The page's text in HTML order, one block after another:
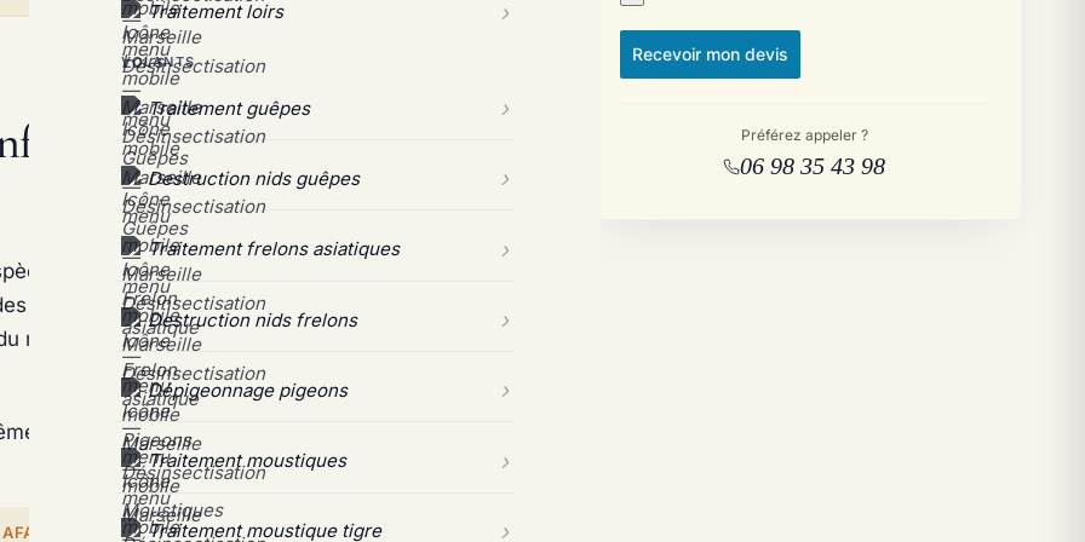
Traitement loirs
VOLANTS
Traitement guêpes
Destruction nids guêpes
Traitement frelons asiatiques
Destruction nids frelons
Dépigeonnage pigeons
Traitement moustiques
Traitement moustique tigre
de cafards à
dominante dans les habitations marseillaises,
sombres sur le pronotum. Nocturne et lucifère, il
repéré en journée signale une colonie déjà
sans formation entomologique. Voici les
Recevoir mon devis
Préférez appeler ?
06 98 35 43 98